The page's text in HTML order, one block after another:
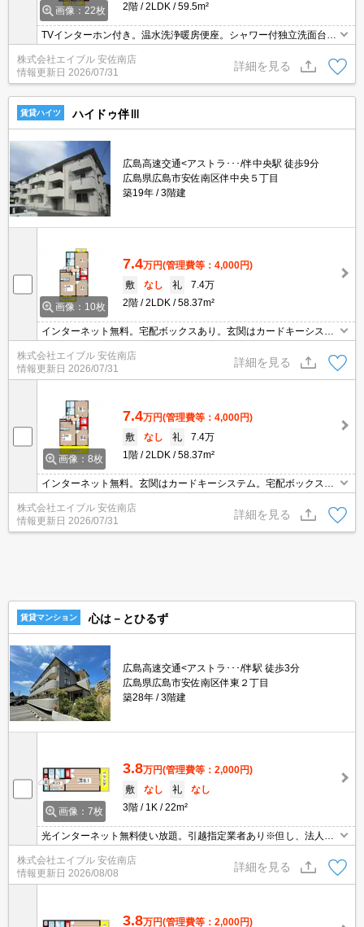
画像：22枚
2階
2LDK 59.5m²
TVインターホン付き。温水洗浄暖房便座。シャワー付独立洗面台。
信可。最寄り駅まで徒歩11分！。フレスタへ950m。
株式会社エイブル 安佐南店
情報更新日 2026/07/31
詳細を見る
賃貸ハイツ ハイドゥ伴Ⅲ
広島高速交通<アストラ･･･/伴中央駅 徒歩9分
広島県広島市安佐南区伴中央５丁目
築19年
3階建
画像：10枚
7.4万円(管理費等：4,000円)
敷
なし 礼
7.4万
2階
2LDK 58.37m²
インターネット無料。宅配ボックスあり。玄関はカードキーシステ
付独立洗面台。温水洗浄暖房便座。ウォークインクローゼット付
き。室内物干しあり。
株式会社エイブル 安佐南店
情報更新日 2026/07/31
詳細を見る
画像：8枚
7.4万円(管理費等：4,000円)
敷
なし 礼
7.4万
1階
2LDK 58.37m²
インターネット無料。玄関はカードキーシステム。宅配ボックスあ
付独立洗面台。ウォークインクローゼット付き。BS受信可。駅まで
徒歩9分圏内!。
株式会社エイブル 安佐南店
情報更新日 2026/07/31
詳細を見る
賃貸マンション 心は－とひるず
広島高速交通<アストラ･･･/伴駅 徒歩3分
広島県広島市安佐南区伴東２丁目
築28年
3階建
画像：7枚
3.8万円(管理費等：2,000円)
敷
なし 礼
なし
3階
1K 22m²
光インターネット無料使い放題。引越指定業者あり※但し、法人契
集。バイク駐輪無料。自社管理物件。IH調理器付き。温水洗浄便座
付き。
株式会社エイブル 安佐南店
情報更新日 2026/08/08
詳細を見る
3.8万円(管理費等：2,000円)